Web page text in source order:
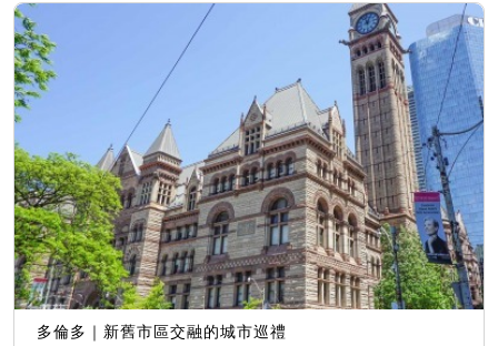
多倫多｜新舊市區交融的城市巡禮